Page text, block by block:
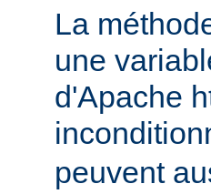
La
une
d'Apache
peuvent